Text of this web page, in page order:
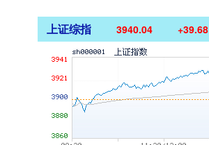
上证综指 3940.04 +39.68